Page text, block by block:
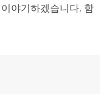
야기하겠습니다. 함